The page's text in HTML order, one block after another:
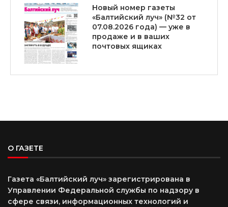
Новый номер газеты
«Балтийский луч» (№32 от
07.08.2026 года) — уже в
продаже и в ваших
почтовых ящиках
О ГАЗЕТЕ
Газета «Балтийский луч» зарегистрирована в
Управлении Федеральной службы по надзору в
сфере связи, информационных технологий и